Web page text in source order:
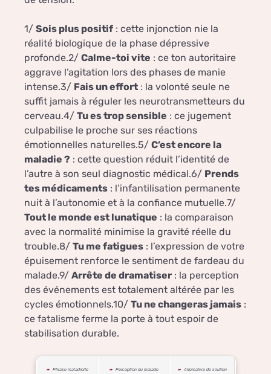
1/ Sois plus positif : cette injonction nie la
réalité biologique de la phase dépressive
profonde.2/ Calme-toi vite : ce ton autoritaire
aggrave l’agitation lors des phases de manie
intense.3/ Fais un effort : la volonté seule ne
suffit jamais à réguler les neurotransmetteurs du
cerveau.4/ Tu es trop sensible : ce jugement
culpabilise le proche sur ses réactions
émotionnelles naturelles.5/ C’est encore la
maladie ? : cette question réduit l’identité de
l’autre à son seul diagnostic médical.6/ Prends
tes médicaments : l’infantilisation permanente
nuit à l’autonomie et à la confiance mutuelle.7/
Tout le monde est lunatique : la comparaison
avec la normalité minimise la gravité réelle du
trouble.8/ Tu me fatigues : l’expression de votre
épuisement renforce le sentiment de fardeau du
malade.9/ Arrête de dramatiser : la perception
des événements est totalement altérée par les
cycles émotionnels.10/ Tu ne changeras jamais :
ce fatalisme ferme la porte à tout espoir de
stabilisation durable.
Phrase maladroite Perception du malade Alternative de soutien